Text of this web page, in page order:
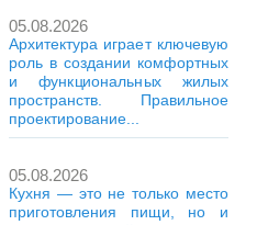
05.08.2026
Архитектура играет ключевую
роль в создании комфортных
и функциональных жилых
пространств. Правильное
проектирование...
05.08.2026
Кухня — это не только место
приготовления пищи, но и